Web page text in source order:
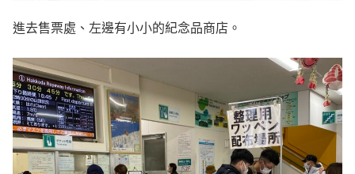
進去售票處、左邊有小小的紀念品商店。